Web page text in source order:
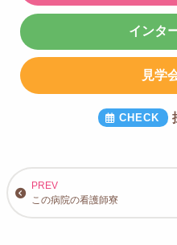
インタ
見学
この病院の看護師寮